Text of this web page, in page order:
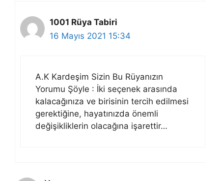
1001 Rüya Tabiri
16 Mayıs 2021 15:34
A.K Kardeşim Sizin Bu Rüyanızın
Yorumu Şöyle : İki seçenek arasında
kalacağınıza ve birisinin tercih edilmesi
gerektiğine, hayatınızda önemli
değişikliklerin olacağına işarettir…